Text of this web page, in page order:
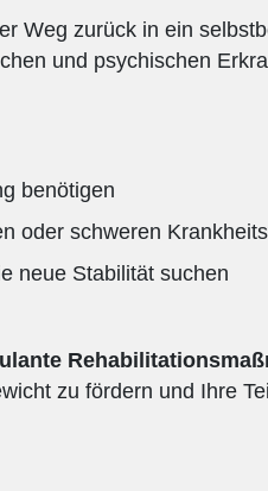
Weg zurück in ein
und psychischen
benötigen
oder schweren
neue Stabilität suchen
zu fördern und Ihre